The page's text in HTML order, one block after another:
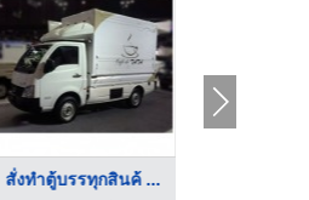
สั่งทำตู้บรรทุกสินค้ ...